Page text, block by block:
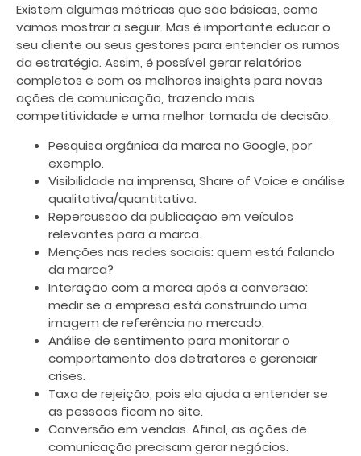
Existem algumas métricas que são básicas, como
vamos mostrar a seguir. Mas é importante educar o
seu cliente ou seus gestores para entender os rumos
da estratégia. Assim, é possível gerar relatórios
completos e com os melhores insights para novas
ações de comunicação, trazendo mais
competitividade e uma melhor tomada de decisão.
Pesquisa orgânica da marca no Google, por
exemplo.
Visibilidade na imprensa, Share of Voice e análise
qualitativa/quantitativa.
Repercussão da publicação em veículos
relevantes para a marca.
Menções nas redes sociais: quem está falando
da marca?
Interação com a marca após a conversão:
medir se a empresa está construindo uma
imagem de referência no mercado.
Análise de sentimento para monitorar o
comportamento dos detratores e gerenciar
crises.
Taxa de rejeição, pois ela ajuda a entender se
as pessoas ficam no site.
Conversão em vendas. Afinal, as ações de
comunicação precisam gerar negócios.